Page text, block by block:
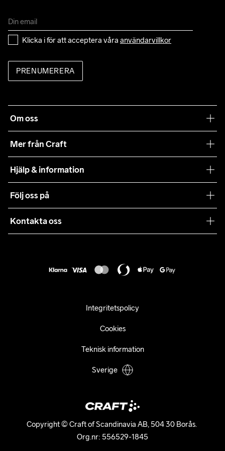
Klicka i för att acceptera våra användarvillkor
PRENUMERERA
Om oss
Mer från Craft
Teamwear
Hållbarhet
Samarbeten
Hjälp & information
Våra köpvillkor
Retur
Följ oss på
Kontakta oss
Copyright © Craft of Scandinavia AB, 504 30 Borås.
Org.nr: 556529-1845
Integritetspolicy
Cookies
Teknisk information
Sverige